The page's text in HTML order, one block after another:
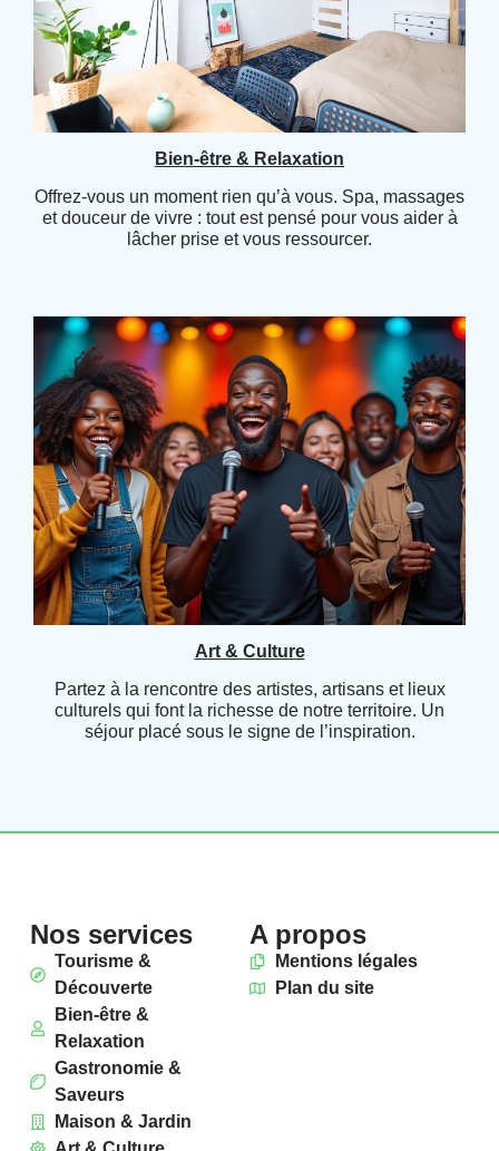
Bien-être & Relaxation
Offrez-vous un moment rien qu’à vous. Spa, massages
et douceur de vivre : tout est pensé pour vous aider à
lâcher prise et vous ressourcer.
Art & Culture
Partez à la rencontre des artistes, artisans et lieux
culturels qui font la richesse de notre territoire. Un
séjour placé sous le signe de l’inspiration.
Nos services
Tourisme &
Découverte
Bien-être &
Relaxation
Gastronomie &
Saveurs
Maison & Jardin
A propos
Mentions légales
Plan du site